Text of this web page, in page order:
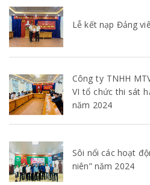
Lễ kết nạp Đảng
Công ty TNHH
VI tổ chức thi sát
năm 2024
Sôi nổi các hoạt
niên” năm 2024